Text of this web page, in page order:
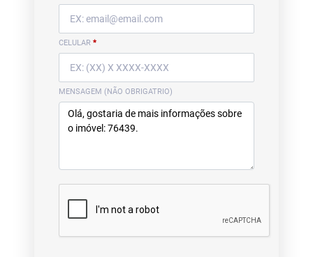
CELULAR *
MENSAGEM (NÃO OBRIGATRIO)